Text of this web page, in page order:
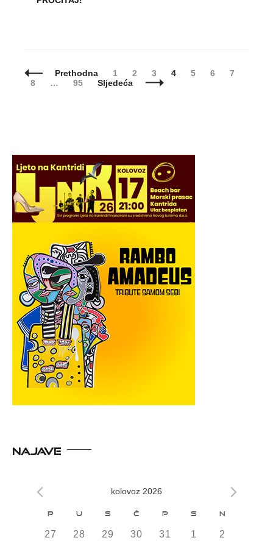
Posts
Navigation
Prethodna Page
1 Page
2 Page
3 Page
4 Page
5 Page
6 Page
7
Page
8 … Page
95 Sljedeća
NAJAVE
kolovoz 2026
Kalendar
od
P U S Č P S N
0
27
0
28
0
29
0
30
0
31
0
1
0
2